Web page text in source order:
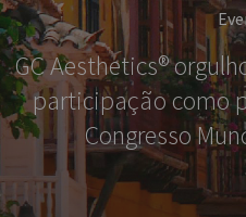
GC Aesthetics®
participação como
Congresso